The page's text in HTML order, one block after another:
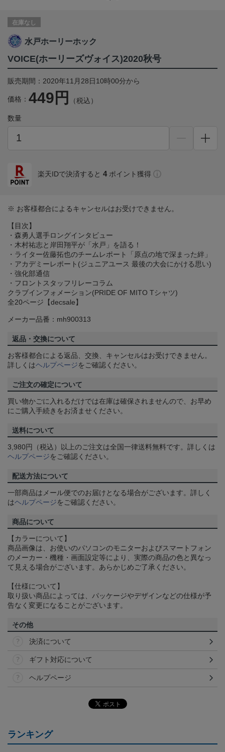
在庫なし
水戸ホーリーホック
VOICE(ホーリーズヴォイス)2020秋号
販売期間：2020年11月28日10時00分から
価格： 449円 （税込）
数量
楽天IDで決済すると 4 ポイント獲得
※ お客様都合によるキャンセルはお受けできません。
【目次】
・森勇人選手ロングインタビュー
・木村祐志と岸田翔平が「水戸」を語る！
・ライター佐藤拓也のチームレポート「原点の地で深まった絆」
・アカデミーレポート(ジュニアユース 最後の大会にかける思い)
・強化部通信
・フロントスタッフリレーコラム
クラブインフォメーション(PRIDE OF MITO Tシャツ)
全20ページ【decsale】
メーカー品番：mh900313
返品・交換について
お客様都合による返品、交換、キャンセルはお受けできません。
詳しくはヘルプページをご確認ください。
ご注文の確定について
買い物かごに入れるだけでは在庫は確保されませんので、お早め
にご購入手続きをお済ませください。
送料について
3,980円（税込）以上のご注文は全国一律送料無料です。詳しくは
ヘルプページをご確認ください。
配送方法について
一部商品はメール便でのお届けとなる場合がございます。詳しく
はヘルプページをご確認ください。
商品について
【カラーについて】
商品画像は、お使いのパソコンのモニターおよびスマートフォン
のメーカー・機種・画面設定等により、実際の商品の色と異なっ
て見える場合がございます。あらかじめご了承ください。
【仕様について】
取り扱い商品によっては、パッケージやデザインなどの仕様が予
告なく変更になることがございます。
その他
決済について
ギフト対応について
ヘルプページ
ランキング